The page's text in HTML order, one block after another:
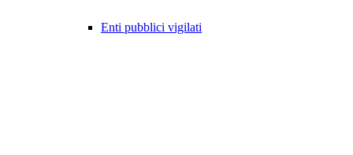
Enti pubblici vigilati